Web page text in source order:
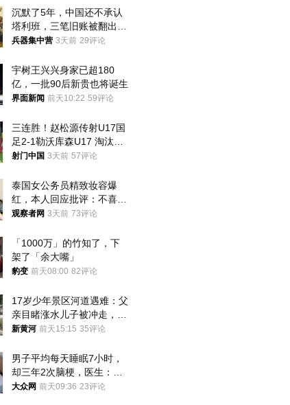
沉默了5年，中国还不承认
塔利班，三笔旧账被翻出，
最大风险出现
兵器集中营 3天前 29评论
宇树王兴兴身家已超180
亿，一批90后新贵也将诞生
界面新闻 前天10:22 59评论
三连胜！赵松源传射U17国
足2-1勒沃库森U17 淘汰赛
将战河床
射门中国 3天前 57评论
泰国女公务员精致妆容爆
红，本人回应批评：不喜欢
就别看
观察者网 3天前 73评论
「1000万」的竹知了，下
架了「余大嘴」
豹变 前天08:00 82评论
17岁少年景区河道遇难：父
亲目睹涨水儿子被冲走，当
地排除上游泄洪，家属盼厘
新黄河 前天15:15 35评论
男子平均每天睡眠7小时，
却三年2次脑梗，医生：这
样睡觉更伤身
大众网 前天09:36 23评论